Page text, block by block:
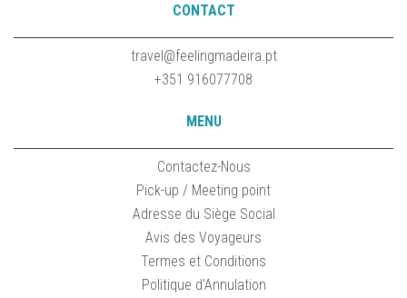
CONTACT
travel@feelingmadeira.pt
+351 916077708
MENU
Contactez-Nous
Pick-up / Meeting point
Adresse du Siège Social
Avis des Voyageurs
Termes et Conditions
Politique d'Annulation